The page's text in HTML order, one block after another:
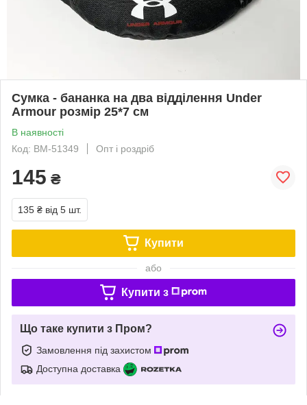
Сумка - бананка на два відділення Under
Armour розмір 25*7 см
В наявності
Код: BM-51349
Опт і роздріб
145 ₴
135 ₴ від 5 шт.
Купити
або
Купити з
Що таке купити з Пром?
Замовлення під захистом
Доступна доставка